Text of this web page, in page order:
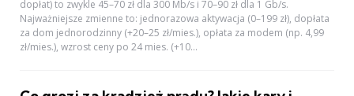
dopłat) to zwykle 45–70 zł dla 300 Mb/s i 70–90 zł dla 1 Gb/s.
Najważniejsze zmienne to: jednorazowa aktywacja (0–199 zł), dopłata
za dom jednorodzinny (+20–25 zł/mies.), opłata za modem (np. 4,99
zł/mies.), wzrost ceny po 24 mies. (+10...